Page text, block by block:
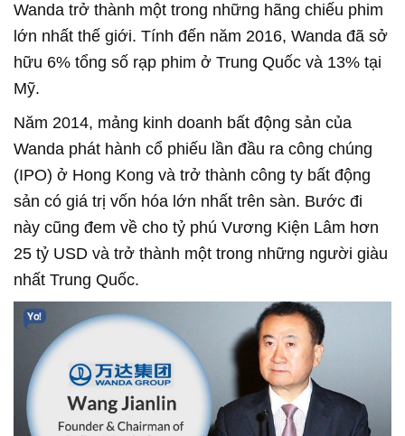
Wanda trở thành một trong những hãng chiếu phim
lớn nhất thế giới. Tính đến năm 2016, Wanda đã sở
hữu 6% tổng số rạp phim ở Trung Quốc và 13% tại
Mỹ.
Năm 2014, mảng kinh doanh bất động sản của
Wanda phát hành cổ phiếu lần đầu ra công chúng
(IPO) ở Hong Kong và trở thành công ty bất động
sản có giá trị vốn hóa lớn nhất trên sàn. Bước đi
này cũng đem về cho tỷ phú Vương Kiện Lâm hơn
25 tỷ USD và trở thành một trong những người giàu
nhất Trung Quốc.